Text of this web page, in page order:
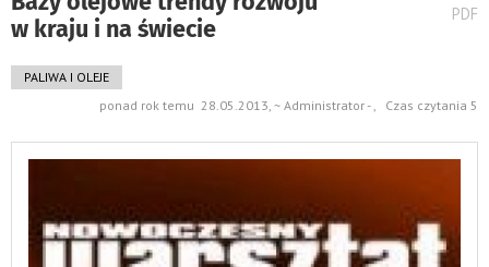
w kraju i na świecie
PDF
PALIWA I OLEJE
ponad rok temu 28.05.2013, ~ Administrator - , Czas czytania 5